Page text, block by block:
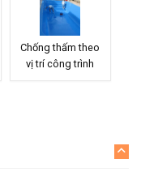
Chống thấm theo
vị trí công trình